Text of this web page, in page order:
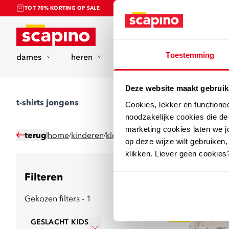
Toestemming
Deze website maakt
Cookies, lekker en
noodzakelijke cookies die
marketing cookies laten we
op deze wijze wilt
klikken. Liever geen
TOT 70% KORTING OP SALE
Home
dames heren sport
t-shirts jongens
terug home/kinderen/kleding shirts & tops
Filteren
Gekozen filters - 1
GESLACHT KIDS